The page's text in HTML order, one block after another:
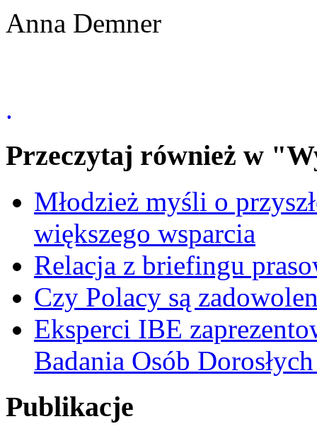
Anna Demner
.
Przeczytaj również w
Młodzież myśli o
większego wsparcia
Relacja z briefingu
Czy Polacy są
Eksperci IBE
Badania Osób
Publikacje